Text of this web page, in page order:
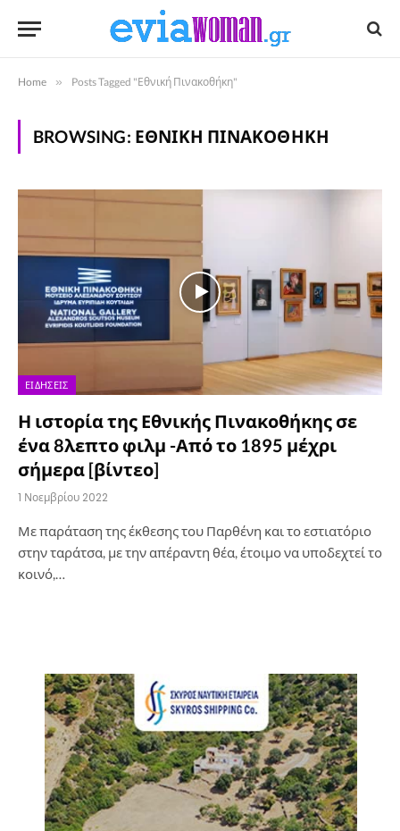
Home » Posts Tagged "Εθνική Πινακοθήκη"
BROWSING: ΕΘΝΙΚΉ ΠΙΝΑΚΟΘΉΚΗ
ΕΙΔΉΣΕΙΣ
Η ιστορία της Εθνικής Πινακοθήκης σε
ένα 8λεπτο φιλμ -Από το 1895 μέχρι
σήμερα [βίντεο]
1 Νοεμβρίου 2022
Με παράταση της έκθεσης του Παρθένη και το εστιατόριο
στην ταράτσα, με την απέραντη θέα, έτοιμο να υποδεχτεί το
κοινό,…